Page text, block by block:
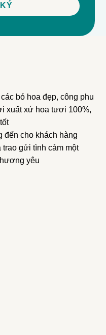
bó hoa đẹp, công phu
xuất xứ hoa tươi 100%,
đến cho khách hàng
trao gửi tình cảm một
yêu